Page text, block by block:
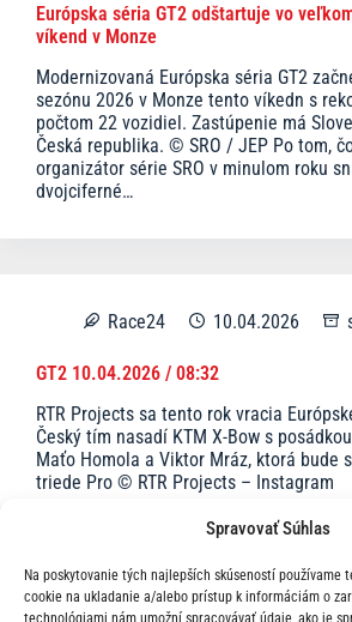
Spravovať Súhlas
Na poskytovanie tých najlepších skúseností používame
cookie na ukladanie a/alebo prístup k informáciám o
technológiami nám umožní spracovávať údaje, ako je
Európska séria GT2 odštartuje vo
víkend v Monze
Modernizovaná Európska séria GT2
sezónu 2026 v Monze tento víkedn s
počtom 22 vozidiel. Zastúpenie má
Česká republika. © SRO / JEP Po tom,
organizátor série SRO v minulom roku
dvojciferné…
Race24 10.04.2026
GT2 10.04.2026 / 08:32
RTR Projects sa tento rok vracia
Český tím nasadí KTM X-Bow s
Maťo Homola a Viktor Mráz, ktorá bude
triede Pro © RTR Projects – Instagram